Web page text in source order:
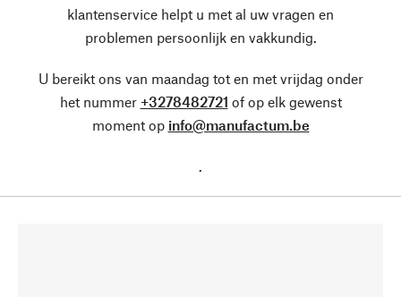
klantenservice helpt u met al uw vragen en
problemen persoonlijk en vakkundig.
U bereikt ons van maandag tot en met vrijdag onder
het nummer +3278482721 of op elk gewenst
moment op info@manufactum.be
.